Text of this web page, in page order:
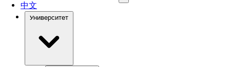
中文
Университет